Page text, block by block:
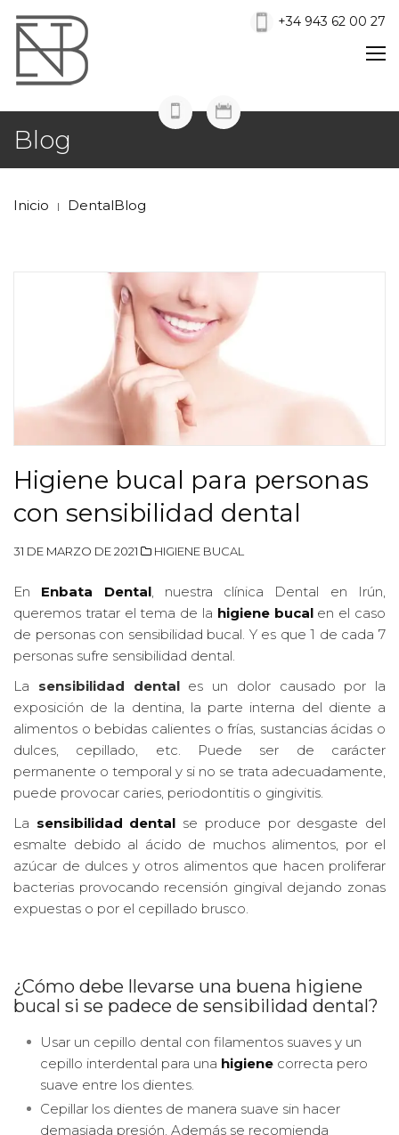
+34 943 62 00 27
Blog
Inicio | DentalBlog
Higiene bucal para personas
con sensibilidad dental
31 DE MARZO DE 2021 HIGIENE BUCAL
En Enbata Dental, nuestra clínica Dental en Irún,
queremos tratar el tema de la higiene bucalen el caso
de personas con sensibilidad bucal. Y es que 1 de cada 7
personas sufre sensibilidad dental.
La sensibilidad dentales un dolor causado por la
exposición de la dentina, la parte interna del diente a
alimentos o bebidas calientes o frías, sustancias ácidas o
dulces, cepillado, etc. Puede ser de carácter
permanente o temporal y si no se trata adecuadamente,
puede provocar caries, periodontitis o gingivitis.
La sensibilidad dental se produce por desgaste del
esmalte debido al ácido de muchos alimentos, por el
azúcar de dulces y otros alimentos que hacen proliferar
bacterias provocando recensión gingival dejando zonas
expuestas o por el cepillado brusco.
¿Cómo debe llevarse una buena higiene
bucal si se padece de sensibilidad dental?
Usar un cepillo dental con filamentos suaves y un
cepillo interdental para una higiene correcta pero
suave entre los dientes.
Cepillar los dientes de manera suave sin hacer
demasiada presión. Además se recomienda